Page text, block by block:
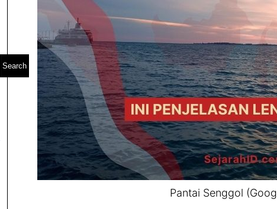
Search
Pantai Senggol